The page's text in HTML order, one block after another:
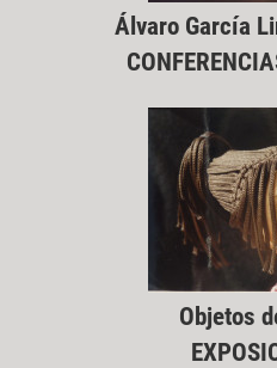
Álvaro García
Objetos